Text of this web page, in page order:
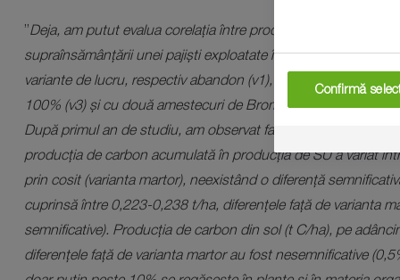
”Deja, am putut evalua corelația între producția de plante,
supraînsămânțării unei pajiști exploatate în mod nerațional
variante de lucru, respectiv abandon (v1), recoltat prin cosit
100% (v3) și cu două amestecuri de Bromus inermis Leyss.
După primul an de studiu, am observat faptul că, în plante,
producția de carbon acumulată în producția de SU a variat
prin cosit (varianta martor), neexistând o diferență
cuprinsă între 0,223-0,238 t/ha, diferențele față de varianta
semnificative). Producția de carbon din sol (t C/ha), pe
diferențele față de varianta martor au fost nesemnificative
Confirmă